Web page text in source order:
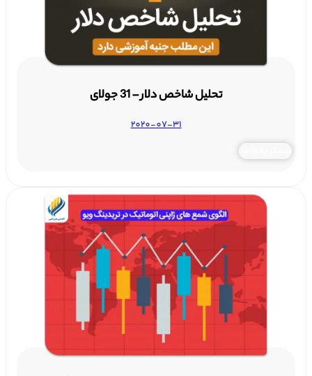
تحلیل شاخص دلار – 31 جولای
2020-07-31
بیشتر بخوانید